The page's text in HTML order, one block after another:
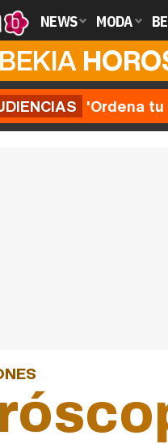
NEWS MODA
BEKIA
'Ordena